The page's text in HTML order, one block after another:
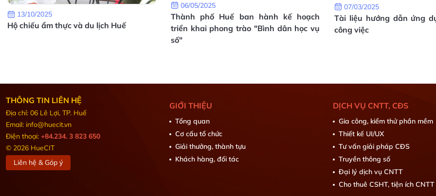
13/10/2025
Hộ chiếu ẩm thực và du lịch Huế
06/05/2025
Thành phố Huế ban hành kế hoạch
triển khai phong trào "Bình dân học vụ
số"
07/03/2025
Tài liệu hướng dẫn ứng
công việc
THÔNG TIN LIÊN HỆ
Địa chỉ: 06 Lê Lợi, TP. Huế
Email: info@huecit.vn
Điện thoại: +84.234. 3 823 650
© 2026 HueCIT
Liên hệ & Góp ý
GIỚI THIỆU
Tổng quan
Cơ cấu tổ chức
Giải thưởng, thành tựu
Khách hàng, đối tác
DỊCH VỤ CNTT, CĐS
Gia công, kiểm thử phần mềm
Thiết kế UI/UX
Tư vấn giải pháp CĐS
Truyền thông số
Đại lý dịch vụ CNTT
Cho thuê CSHT, tiện ích CNTT